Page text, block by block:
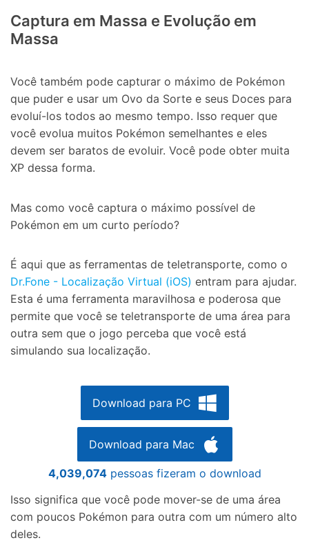
Captura em Massa e Evolução em
Massa
Você também pode capturar o máximo de Pokémon
que puder e usar um Ovo da Sorte e seus Doces para
evoluí-los todos ao mesmo tempo. Isso requer que
você evolua muitos Pokémon semelhantes e eles
devem ser baratos de evoluir. Você pode obter muita
XP dessa forma.
Mas como você captura o máximo possível de
Pokémon em um curto período?
É aqui que as ferramentas de teletransporte, como o
Dr.Fone - Localização Virtual (iOS) entram para ajudar.
Esta é uma ferramenta maravilhosa e poderosa que
permite que você se teletransporte de uma área para
outra sem que o jogo perceba que você está
simulando sua localização.
Download para PC
Download para Mac
4,039,074pessoas fizeram o download
Isso significa que você pode mover-se de uma área
com poucos Pokémon para outra com um número alto
deles.